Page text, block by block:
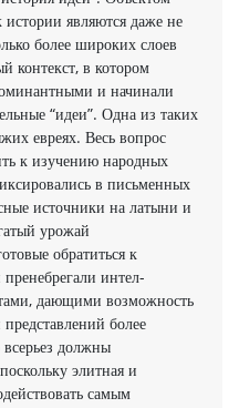
истории являются даже не
более широких слоев
контекст, в котором
и начинали
“идеи”. Одна из таких
евреях. Весь вопрос
к изучению народных
в письменных
источники на латыни и
урожай
обратиться к
интел­
дающими возможность
более
должны
элитная и
самым